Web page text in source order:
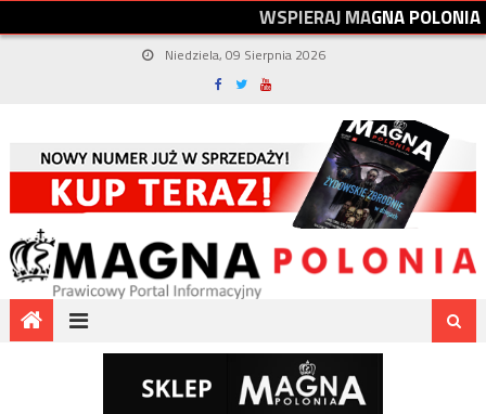
WSPIERAJMAGNAPOLONIA
Niedziela, 09 Sierpnia 2026